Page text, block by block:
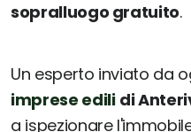
sopralluogo gratuito.
Un esperto inviato da
imprese edili di
a ispezionare